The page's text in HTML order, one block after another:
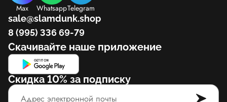
Max WhatsappTelegram
sale@slamdunk.shop
8 (995) 336 69-79
Скачивайте наше приложение
Скидка 10% за подписку